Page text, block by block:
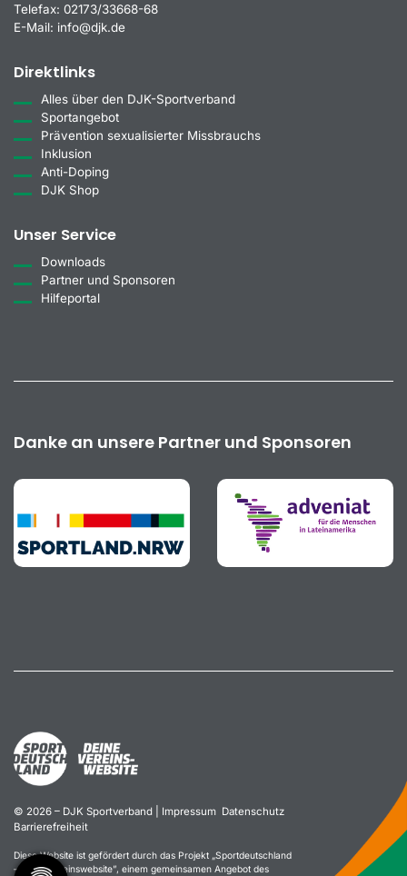
Telefax: 02173/33668-68
E-Mail: info@djk.de
Direktlinks
Alles über den DJK-Sportverband
Sportangebot
Prävention sexualisierter Missbrauchs
Inklusion
Anti-Doping
DJK Shop
Unser Service
Downloads
Partner und Sponsoren
Hilfeportal
Danke an unsere Partner und Sponsoren
© 2026 – DJK Sportverband | Impressum Datenschutz
Barrierefreiheit
Diese Website ist gefördert durch das Projekt „Sportdeutschland
– Deine Vereinswebsite”, einem gemeinsamen Angebot des